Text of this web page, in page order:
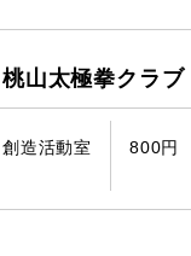
桃山太極拳クラブ
創造活動室 800円